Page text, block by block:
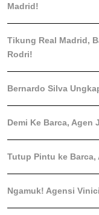
Madrid!
Tikung Real Madrid,
Rodri!
Bernardo Silva
Demi Ke Barca, Agen
Tutup Pintu ke Barca,
Ngamuk! Agensi